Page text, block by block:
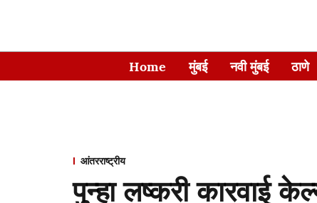
Home मुंबई नवी मुंबई ठाणे
आंतरराष्ट्रीय
पुन्हा लष्करी कारवाई